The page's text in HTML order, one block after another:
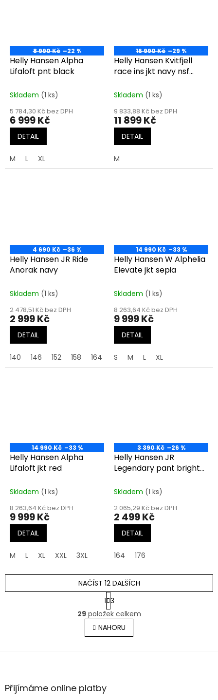
8 990 Kč –22 %
Helly Hansen Alpha
Lifaloft pnt black
Skladem (1 ks)
5 784,30 Kč bez DPH
6 999 Kč
DETAIL
M L XL
16 990 Kč –29 %
Helly Hansen Kvitfjell
race ins jkt navy nsf
Skladem (1 ks)
9 833,88 Kč bez DPH
11 899 Kč
DETAIL
M
4 690 Kč –36 %
Helly Hansen JR Ride
Anorak navy
Skladem (1 ks)
2 478,51 Kč bez DPH
2 999 Kč
DETAIL
140 146 152 158 164
14 990 Kč –33 %
Helly Hansen W Alphelia
Elevate jkt sepia
Skladem (1 ks)
8 263,64 Kč bez DPH
9 999 Kč
DETAIL
S M L XL
14 990 Kč –33 %
Helly Hansen Alpha
Lifaloft jkt red
Skladem (1 ks)
8 263,64 Kč bez DPH
9 999 Kč
DETAIL
M L XL XXL 3XL
3 390 Kč –26 %
Helly Hansen JR
Legendary pant bright
Skladem (1 ks)
2 065,29 Kč bez DPH
2 499 Kč
DETAIL
164 176
O
v
l
á
NAČÍST 12 DALŠÍCH
S
t
r
á
n
k
v
1 3
29položek celkem
NAHORU
Z
aPřijímáme online platby